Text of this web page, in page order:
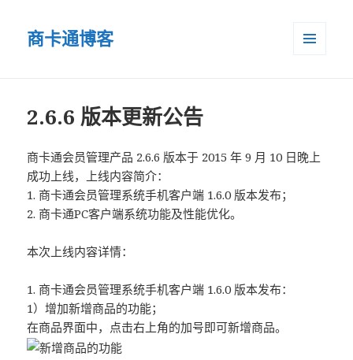
商卡通博客
2.6.6 版本更新公告
商卡通会员管理产品 2.6.6 版本于 2015 年 9 月 10 日晚上
成功上线，上线内容简介：
1. 商卡通会员管理系统手机客户端 1.6.0 版本发布；
2. 商卡通PC客户端系统功能及性能优化。
本次上线内容详情：
1. 商卡通会员管理系统手机客户端 1.6.0 版本发布：
1）增加新增商品的功能；
在商品界面中，点击右上角的加号即可新增商品。